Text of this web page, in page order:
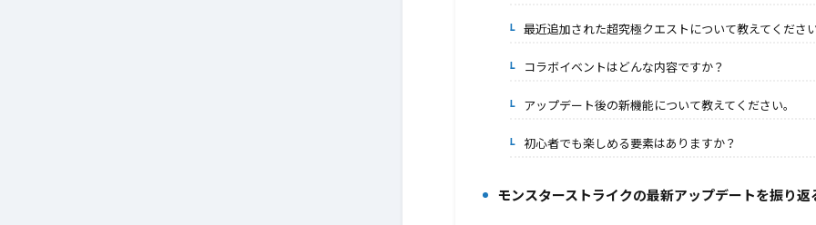
5-4.最近追加された超究極クエストについて教えてくださ
5-5.コラボイベントはどんな内容ですか？
5-6.アップデート後の新機能について教えてください。
5-7.初心者でも楽しめる要素はありますか？
モンスターストライクの最新アップデートを振り返